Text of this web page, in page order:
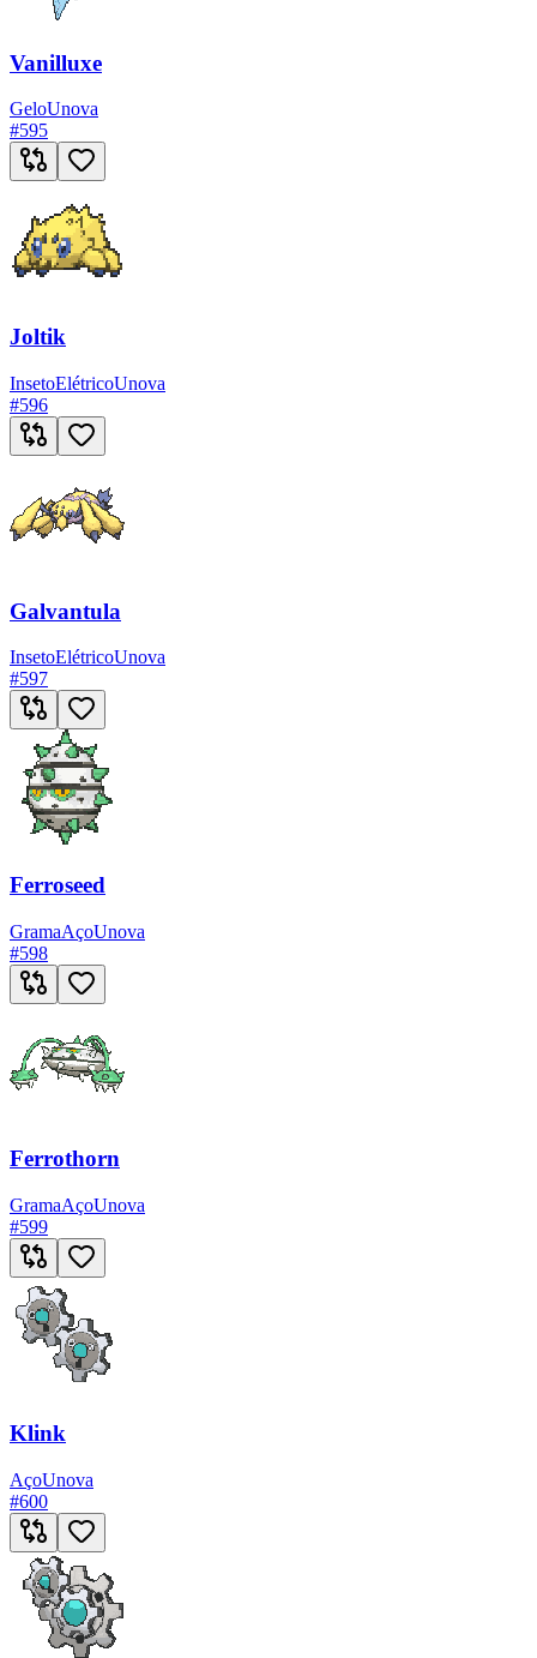
Vanilluxe
GeloUnova
#595
Joltik
InsetoElétricoUnova
#596
Galvantula
InsetoElétricoUnova
#597
Ferroseed
GramaAçoUnova
#598
Ferrothorn
GramaAçoUnova
#599
Klink
AçoUnova
#600